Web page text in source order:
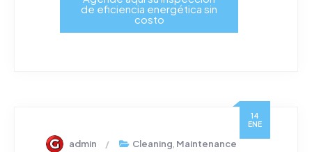
de eficiencia energética sin
costo
14
ENE
admin Cleaning Maintenance